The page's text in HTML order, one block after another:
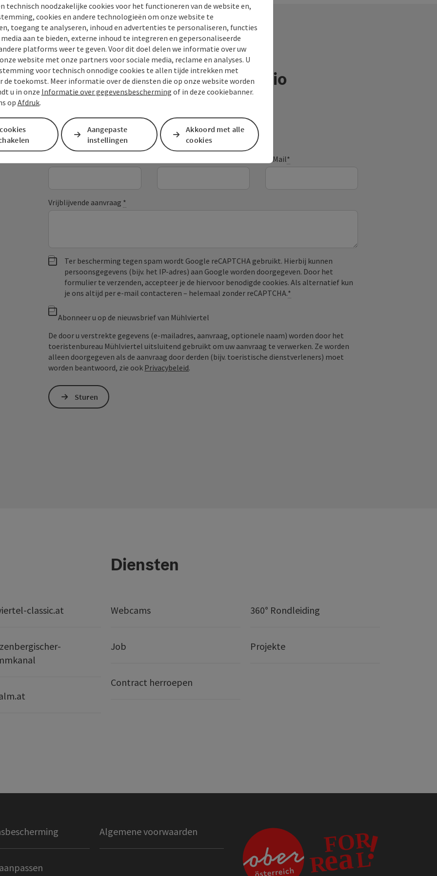
Je bericht aan de vakantieregio
Mühlviertel
Velden met*zijn verplicht
E-Mail*
Vrijblijvende aanvraag *
Ter bescherming tegen spam wordt Google reCAPTCHA gebruikt. Hierbij kunnen
persoonsgegevens (bijv. het IP-adres) aan Google worden doorgegeven. Door het
formulier te verzenden, accepteer je de hiervoor benodigde cookies. Als alternatief kun
je ons altijd per e‑mail contacteren – helemaal zonder reCAPTCHA.*
Abonneer u op de nieuwsbrief van Mühlviertel
De door u verstrekte gegevens (e-mailadres, aanvraag, optionele naam) worden door het
toeristenbureau Mühlviertel uitsluitend gebruikt om uw aanvraag te verwerken. Ze worden
alleen doorgegeven als de aanvraag door derden (bijv. toeristische dienstverleners) moet
worden beantwoord, zie ook Privacybeleid.
Sturen
classic.at
Diensten
Webcams 360° Rondleiding
Job Projekte
Contract herroepen
Algemene voorwaarden
technisch noodzakelijke cookies voor het functioneren van de website en,
cookies en andere technologieën om onze website te
toegang te analyseren, inhoud en advertenties te personaliseren, functies
aan te bieden, externe inhoud te integreren en gepersonaliseerde
platforms weer te geven. Voor dit doel delen we informatie over uw
website met onze partners voor sociale media, reclame en analyses. U
voor technisch onnodige cookies te allen tijde intrekken met
de toekomst. Meer informatie over de diensten die op onze website worden
u in onze Informatie over gegevensbescherming of in deze cookiebanner.
opAfdruk.
Aangepaste
instellingen
Akkoord met alle
cookies